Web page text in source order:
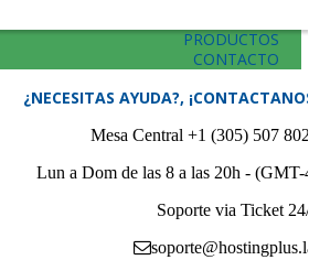
PRODUCTOS
CONTACTO
¿NECESITAS AYUDA?,
Mesa Central +1 (305) 507
Lun a Dom de las 8 a las 20h - (GMT-
Soporte via Ticket